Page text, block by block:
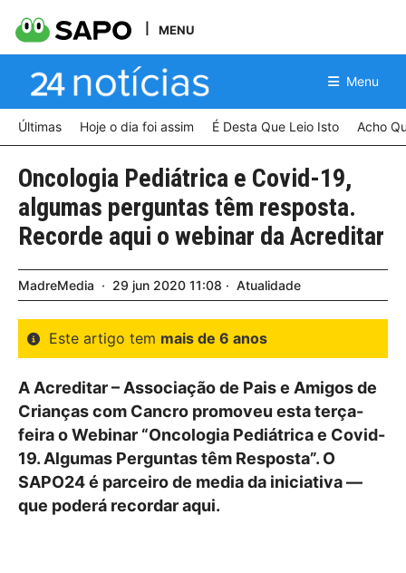
MENU
Menu
Últimas Hoje o dia foi assim É Desta Que Leio Isto Acho
Oncologia Pediátrica e Covid-19,
algumas perguntas têm resposta.
Recorde aqui o webinar da Acreditar
MadreMedia 29 jun 2020 11:08 Atualidade
Este artigo tem mais de 6 anos
A Acreditar – Associação de Pais e Amigos de
Crianças com Cancro promoveu esta terça-
feira o Webinar “Oncologia Pediátrica e Covid-
19. Algumas Perguntas têm Resposta”. O
SAPO24 é parceiro de media da iniciativa —
que poderá recordar aqui.